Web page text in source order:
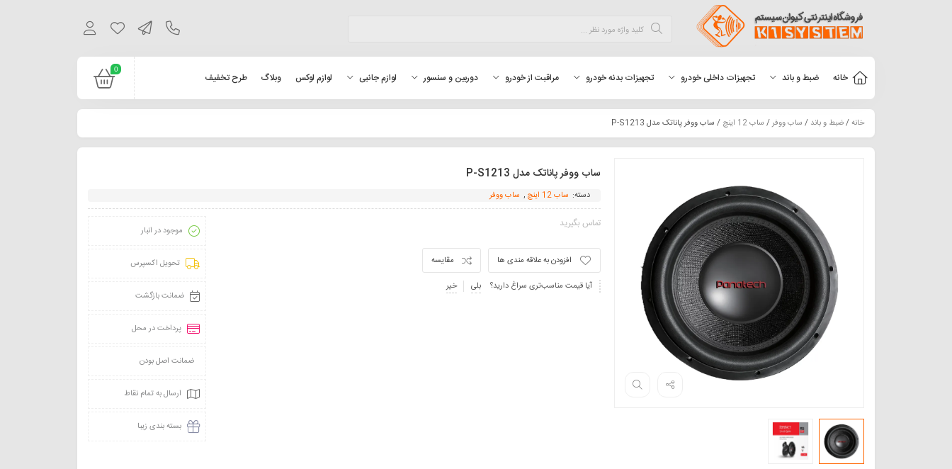
0
خانه ضبط و باند تجهیزات داخلی خودرو تجهیزات بدنه خودرو مراقبت از خودرو دوربین و سنسور لوازم جانبی لوازم لوکس وبلاگ طرح تخفیف
خانه/ضبط و باند / ساب ووفر/ ساب 12 اینچ / ساب ووفر پاناتک مدل P-S1213
ساب ووفر پاناتک مدل P-S1213
دسته: ساب 12 اینچ , ساب ووفر
تماس بگیرید
مقایسه
افزودن به علاقه مندی ها
آیا قیمت مناسب‌تری سراغ دارید؟
بلی خیر
موجود در انبار
تحویل اکسپرس
ضمانت بازگشت
پرداخت در محل
ضمانت اصل بودن
ارسال به تمام نقاط
بسته بندی زیبا